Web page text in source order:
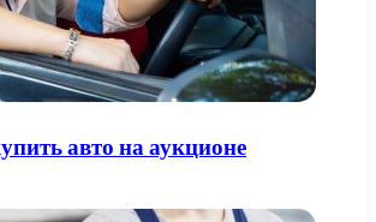
авто на аукционе